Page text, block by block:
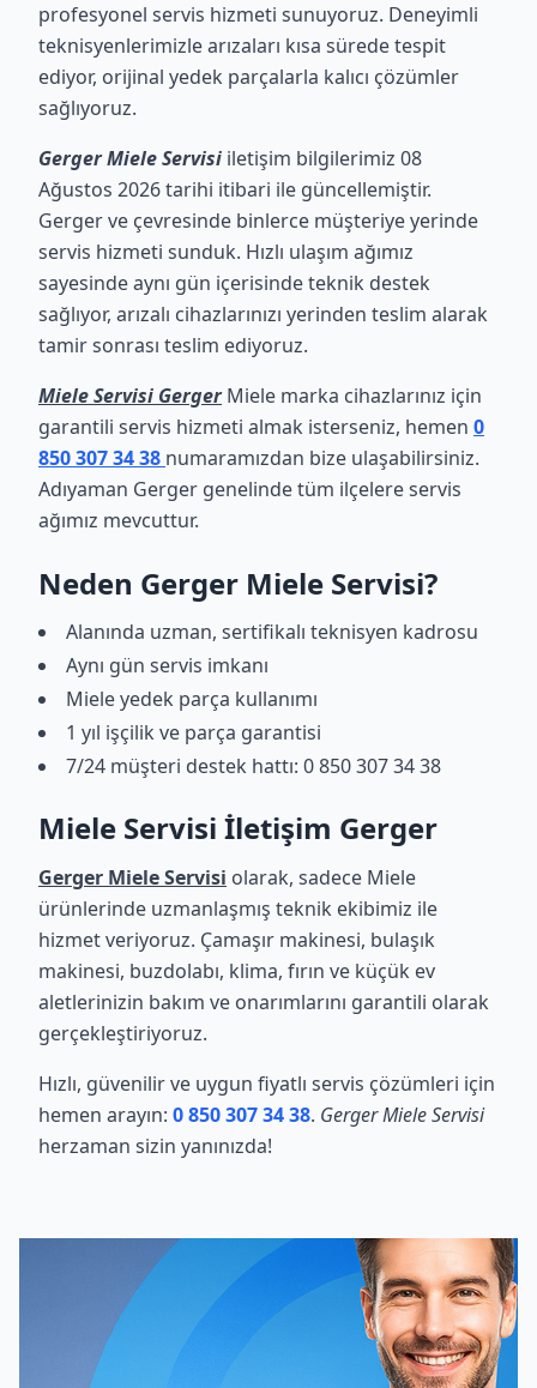
profesyonel servis hizmeti sunuyoruz. Deneyimli
teknisyenlerimizle arızaları kısa sürede tespit
ediyor, orijinal yedek parçalarla kalıcı çözümler
sağlıyoruz.
Gerger Miele Servisi iletişim bilgilerimiz 08
Ağustos 2026 tarihi itibari ile güncellemiştir.
Gerger ve çevresinde binlerce müşteriye yerinde
servis hizmeti sunduk. Hızlı ulaşım ağımız
sayesinde aynı gün içerisinde teknik destek
sağlıyor, arızalı cihazlarınızı yerinden teslim alarak
tamir sonrası teslim ediyoruz.
Miele Servisi GergerMiele marka cihazlarınız için
garantili servis hizmeti almak isterseniz, hemen 0
850 307 34 38 numaramızdan bize ulaşabilirsiniz.
Adıyaman Gerger genelinde tüm ilçelere servis
ağımız mevcuttur.
Neden Gerger Miele Servisi?
Alanında uzman, sertifikalı teknisyen kadrosu
Aynı gün servis imkanı
Miele yedek parça kullanımı
1 yıl işçilik ve parça garantisi
7/24 müşteri destek hattı: 0 850 307 34 38
Miele Servisi İletişim Gerger
Gerger Miele Servisi olarak, sadece Miele
ürünlerinde uzmanlaşmış teknik ekibimiz ile
hizmet veriyoruz. Çamaşır makinesi, bulaşık
makinesi, buzdolabı, klima, fırın ve küçük ev
aletlerinizin bakım ve onarımlarını garantili olarak
gerçekleştiriyoruz.
Hızlı, güvenilir ve uygun fiyatlı servis çözümleri için
hemen arayın: 0 850 307 34 38. Gerger Miele Servisi
herzaman sizin yanınızda!